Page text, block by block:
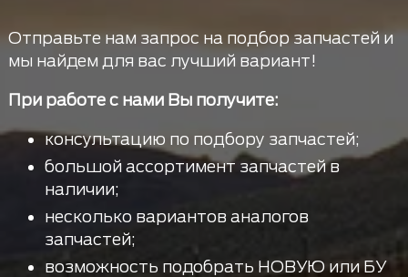
Отправьте нам запрос на подбор запчастей и
мы найдем для вас лучший вариант!
При работе с нами Вы получите:
консультацию по подбору запчастей;
большой ассортимент запчастей в
наличии;
несколько вариантов аналогов
запчастей;
возможность подобрать НОВУЮ или БУ